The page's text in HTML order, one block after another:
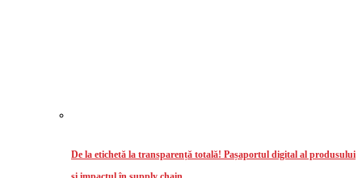
De la etichetă la transparență totală! Pașaportul digital al produsului